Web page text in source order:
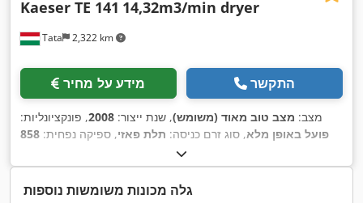
Tata 2,322 km
Kaeser TE 141 14,32m3/min dryer
מידע על מחיר התקשר
מצב: מצב טוב מאוד (משומש), שנת ייצור: 2008, פונקציונליות:
פועל באופן מלא, סוג זרם כניסה: תלת פאזי, ספיקה נפחית: 858
כולל:1,513 מ"מ , לחץ:16 קורה , משקל כולל:600 ק"ג
, לחץ עבודה:
16 קורה
, מתח כניסה: 400 V , לחץ (מרבי):16
גלה מכונות משומשות נוספות